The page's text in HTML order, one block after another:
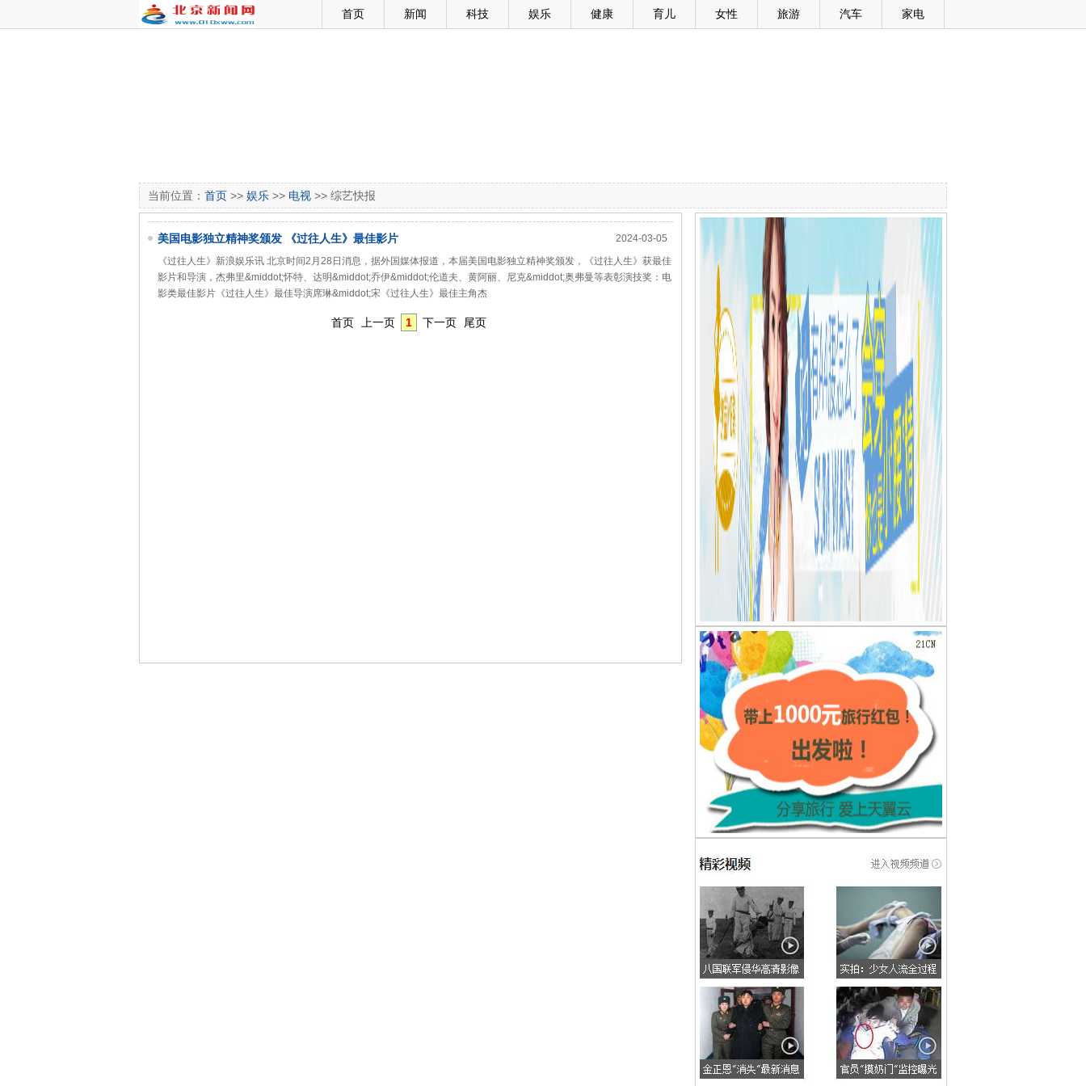
首页 新闻 科技 娱乐 健康 育儿 女性 旅游 汽车 家电
当前位置： 首页 >> 娱乐 >> 电视 >> 综艺快报
2024-03-05
美国电影独立精神奖颁发 《过往人生》最佳影片
《过往人生》新浪娱乐讯 北京时间2月28日消息，据外国媒体报道，本届美国电影独立精神奖颁发，《过往人生》获最佳
影片和导演，杰弗里&middot;怀特、达明&middot;乔伊&middot;伦道夫、黄阿丽、尼克&middot;奥弗曼等表彰演技奖：电
影类最佳影片《过往人生》最佳导演席琳&middot;宋《过往人生》最佳主角杰
首页 上一页 1 下一页 尾页